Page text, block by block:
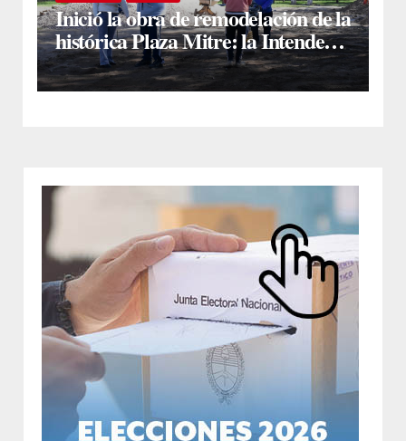
Inició la obra de remodelación de la
histórica Plaza Mitre: la Intendente
Yanina Iturre supervisó los
primeros trabajos